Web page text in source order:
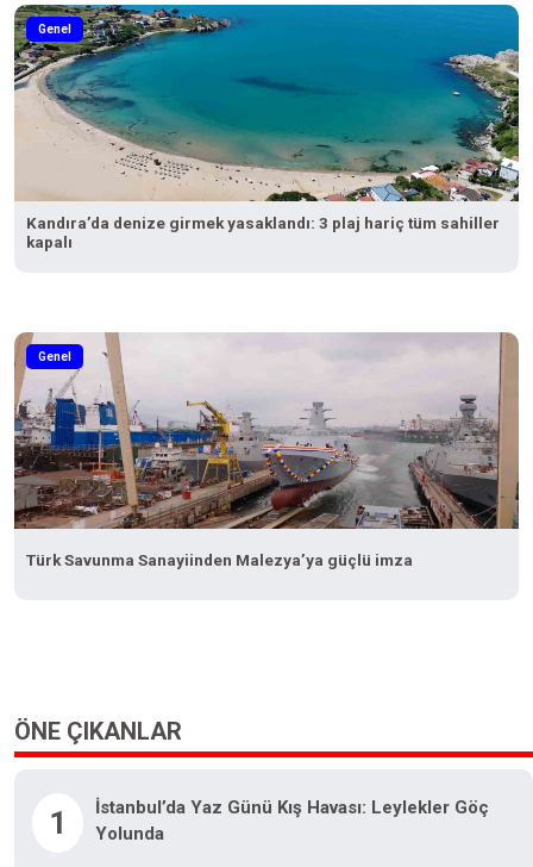
Genel
Kandıra’da denize girmek yasaklandı: 3 plaj hariç tüm sahiller
kapalı
Genel
Türk Savunma Sanayiinden Malezya’ya güçlü imza
ÖNE ÇIKANLAR
1
İstanbul’da Yaz Günü Kış Havası: Leylekler Göç
Yolunda